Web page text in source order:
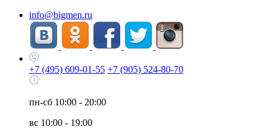
info@bigmen.ru
+7 (495) 609-01-55 +7 (905) 524-80-70
пн-сб 10:00 - 20:00
вс 10:00 - 19:00